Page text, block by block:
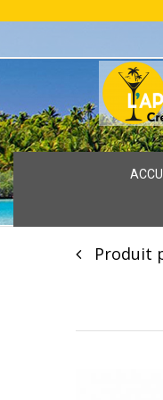
Skip
to
content
Post
Produit